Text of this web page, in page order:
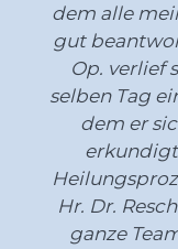
dem alle
gut
Op. verlief
selben Tag
dem er
Hr. Dr.
ganze